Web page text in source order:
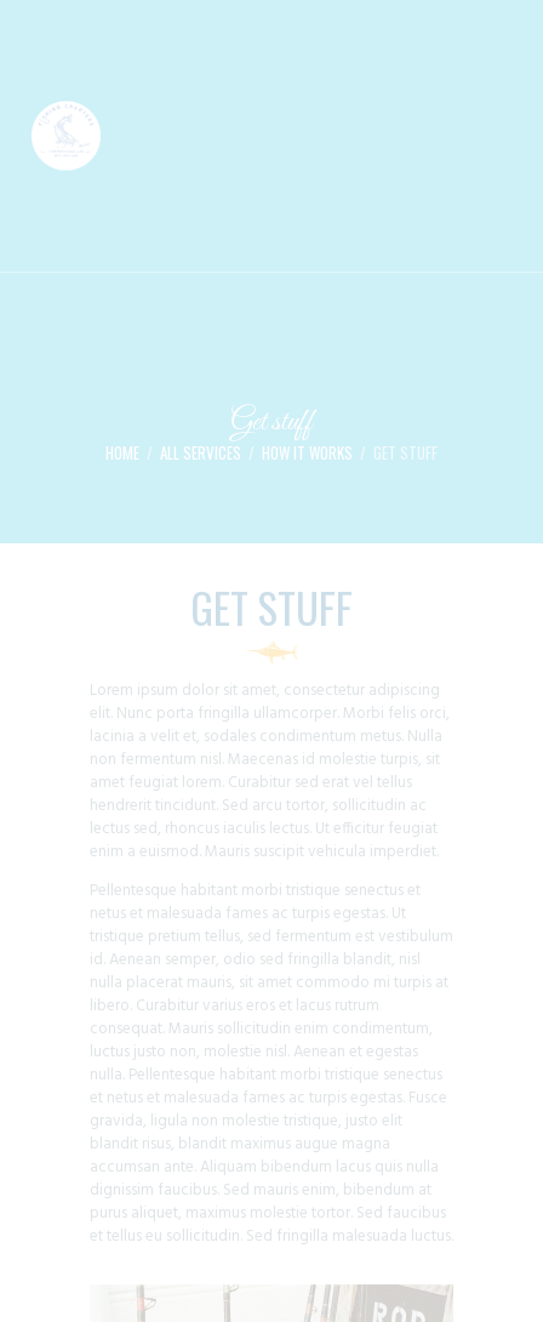
Get stuff
HOME ALL SERVICES HOW IT WORKS GET STUFF
GET STUFF
Lorem ipsum dolor sit amet, consectetur adipiscing
elit. Nunc porta fringilla ullamcorper. Morbi felis orci,
lacinia a velit et, sodales condimentum metus. Nulla
non fermentum nisl. Maecenas id molestie turpis, sit
amet feugiat lorem. Curabitur sed erat vel tellus
hendrerit tincidunt. Sed arcu tortor, sollicitudin ac
lectus sed, rhoncus iaculis lectus. Ut efficitur feugiat
enim a euismod. Mauris suscipit vehicula imperdiet.
Pellentesque habitant morbi tristique senectus et
netus et malesuada fames ac turpis egestas. Ut
tristique pretium tellus, sed fermentum est vestibulum
id. Aenean semper, odio sed fringilla blandit, nisl
nulla placerat mauris, sit amet commodo mi turpis at
libero. Curabitur varius eros et lacus rutrum
consequat. Mauris sollicitudin enim condimentum,
luctus justo non, molestie nisl. Aenean et egestas
nulla. Pellentesque habitant morbi tristique senectus
et netus et malesuada fames ac turpis egestas. Fusce
gravida, ligula non molestie tristique, justo elit
blandit risus, blandit maximus augue magna
accumsan ante. Aliquam bibendum lacus quis nulla
dignissim faucibus. Sed mauris enim, bibendum at
purus aliquet, maximus molestie tortor. Sed faucibus
et tellus eu sollicitudin. Sed fringilla malesuada luctus.